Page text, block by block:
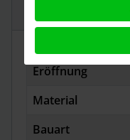
Eröffnung
Material
Bauart